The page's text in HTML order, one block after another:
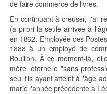
de faire commerce de livres.
En continuant à creuser, j'ai
(a priori la seule arrivée à
en 1862. Employée des
1888 à un employé de
Bouillon. À ce moment-là,
mère, éternelle "sans
seul fils ayant atteint à l'âge
marié l'année précédente à